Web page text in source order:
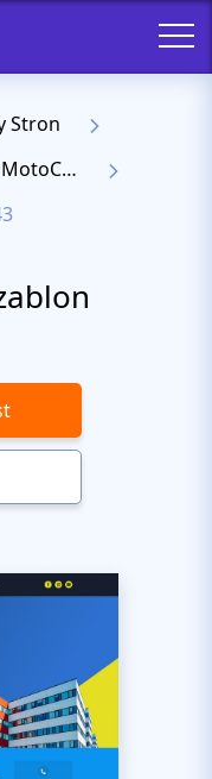
Stron
Responsywne Szablony MotoCMS 3